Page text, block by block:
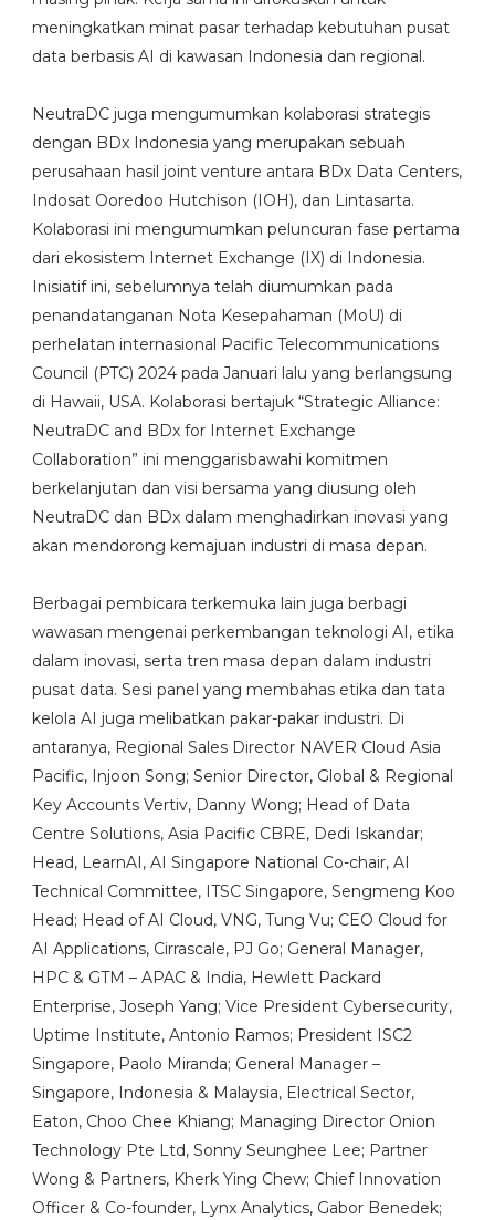
meningkatkan minat pasar terhadap kebutuhan pusat
data berbasis AI di kawasan Indonesia dan regional.
NeutraDC juga mengumumkan kolaborasi strategis
dengan BDx Indonesia yang merupakan sebuah
perusahaan hasil joint venture antara BDx Data Centers,
Indosat Ooredoo Hutchison (IOH), dan Lintasarta.
Kolaborasi ini mengumumkan peluncuran fase pertama
dari ekosistem Internet Exchange (IX) di Indonesia.
Inisiatif ini, sebelumnya telah diumumkan pada
penandatanganan Nota Kesepahaman (MoU) di
perhelatan internasional Pacific Telecommunications
Council (PTC) 2024 pada Januari lalu yang berlangsung
di Hawaii, USA. Kolaborasi bertajuk “Strategic Alliance:
NeutraDC and BDx for Internet Exchange
Collaboration” ini menggarisbawahi komitmen
berkelanjutan dan visi bersama yang diusung oleh
NeutraDC dan BDx dalam menghadirkan inovasi yang
akan mendorong kemajuan industri di masa depan.
Berbagai pembicara terkemuka lain juga berbagi
wawasan mengenai perkembangan teknologi AI, etika
dalam inovasi, serta tren masa depan dalam industri
pusat data. Sesi panel yang membahas etika dan tata
kelola AI juga melibatkan pakar-pakar industri. Di
antaranya, Regional Sales Director NAVER Cloud Asia
Pacific, Injoon Song; Senior Director, Global & Regional
Key Accounts Vertiv, Danny Wong; Head of Data
Centre Solutions, Asia Pacific CBRE, Dedi Iskandar;
Head, LearnAI, AI Singapore National Co-chair, AI
Technical Committee, ITSC Singapore, Sengmeng Koo
Head; Head of AI Cloud, VNG, Tung Vu; CEO Cloud for
AI Applications, Cirrascale, PJ Go; General Manager,
HPC & GTM – APAC & India, Hewlett Packard
Enterprise, Joseph Yang; Vice President Cybersecurity,
Uptime Institute, Antonio Ramos; President ISC2
Singapore, Paolo Miranda; General Manager –
Singapore, Indonesia & Malaysia, Electrical Sector,
Eaton, Choo Chee Khiang; Managing Director Onion
Technology Pte Ltd, Sonny Seunghee Lee; Partner
Wong & Partners, Kherk Ying Chew; Chief Innovation
Officer & Co-founder, Lynx Analytics, Gabor Benedek;